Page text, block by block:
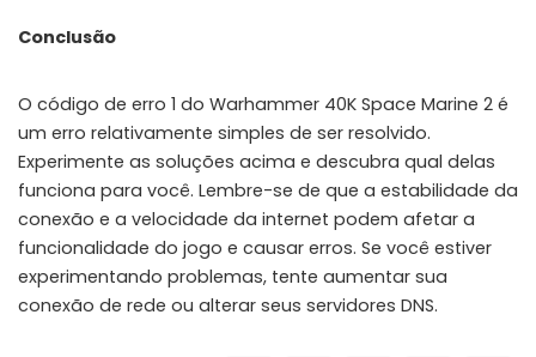
Conclusão
O código de erro 1 do Warhammer 40K Space Marine 2 é
um erro relativamente simples de ser resolvido.
Experimente as soluções acima e descubra qual delas
funciona para você. Lembre-se de que a estabilidade da
conexão e a velocidade da internet podem afetar a
funcionalidade do jogo e causar erros. Se você estiver
experimentando problemas, tente aumentar sua
conexão de rede ou alterar seus servidores DNS.